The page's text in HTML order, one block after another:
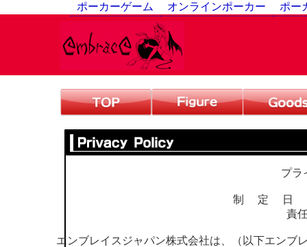
ポーカーゲーム オンラインポーカー ポー
プラ
制 定 日 ：
責
エンブレイスジャパン株式会社は、（以下エンブ